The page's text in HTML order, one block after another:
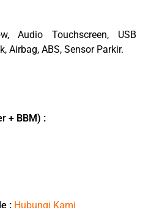
Audio Touchscreen, USB
Airbag, ABS, Sensor Parkir.
+ BBM) :
: Hubungi Kami